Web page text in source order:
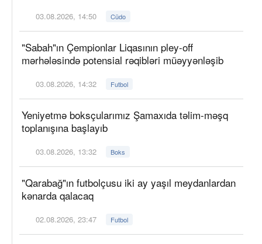
03.08.2026, 14:50 Cüdo
"Sabah"ın Çempionlar Liqasının pley-off
mərhələsində potensial rəqibləri müəyyənləşib
03.08.2026, 14:32 Futbol
Yeniyetmə boksçularımız Şamaxıda təlim-məşq
toplanışına başlayıb
03.08.2026, 13:32 Boks
"Qarabağ"ın futbolçusu iki ay yaşıl meydanlardan
kənarda qalacaq
02.08.2026, 23:47 Futbol